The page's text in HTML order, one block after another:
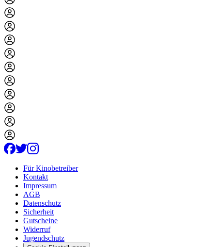
Für Kinobetreiber
Kontakt
Impressum
AGB
Datenschutz
Sicherheit
Gutscheine
Widerruf
Jugendschutz